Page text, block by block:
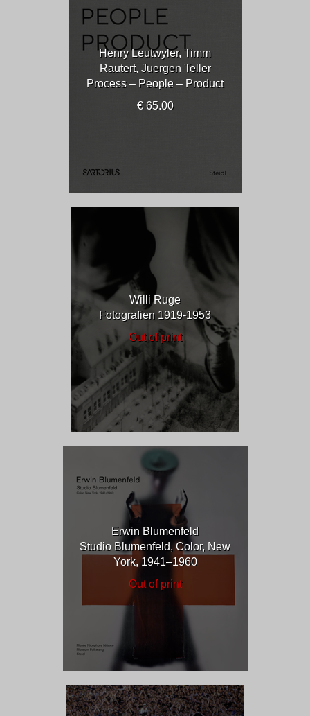
Henry Leutwyler, Timm
Rautert, Juergen Teller
Process – People – Product
€ 65.00
Willi Ruge
Fotografien 1919-1953
Out of print
Erwin Blumenfeld
Studio Blumenfeld, Color, New
York, 1941–1960
Out of print